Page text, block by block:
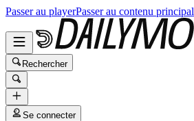
Passer au playerPasser au contenu principal
Rechercher
Se connecter